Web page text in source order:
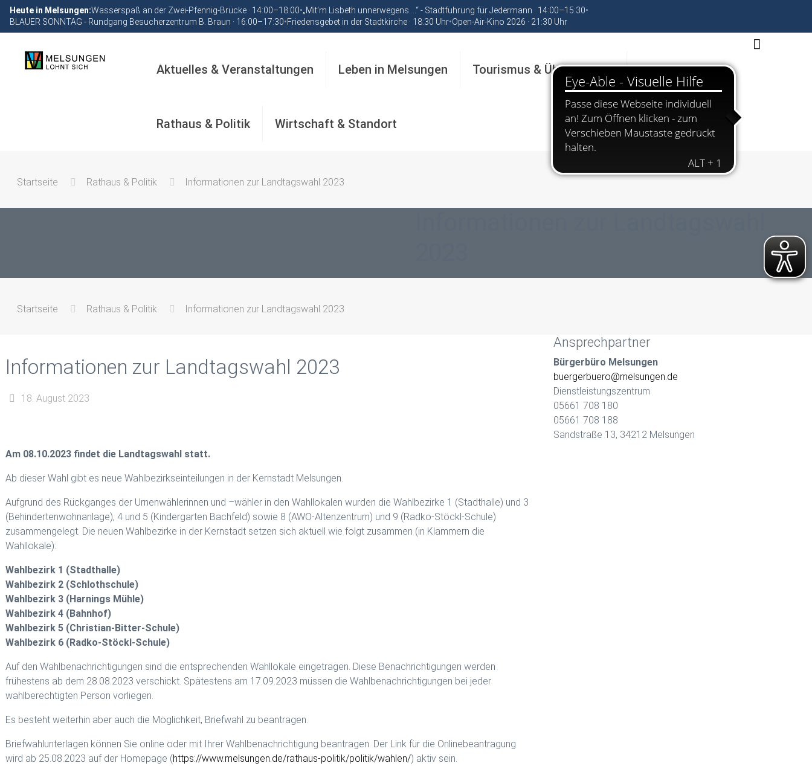
Heute in Melsungen:Wasserspaß an der Zwei-Pfennig-Brücke · 14:00–18:00•„Mit’m Lisbeth unnerwegens….“ - Stadtführung für Jedermann · 14:00–15:30•
BLAUER SONNTAG - Rundgang Besucherzentrum B. Braun · 16:00–17:30•Friedensgebet in der Stadtkirche · 18:30 Uhr•Open-Air-Kino 2026 · 21:30 Uhr
Aktuelles & Veranstaltungen Leben in Melsungen Tourismus & Übernachten
Rathaus & Politik Wirtschaft & Standort
Startseite Rathaus & Politik Informationen zur Landtagswahl 2023
Startseite Rathaus & Politik Informationen zur Landtagswahl 2023
Informationen zur Landtagswahl 2023
18. August 2023
Am 08.10.2023 findet die Landtagswahl statt.
Ab dieser Wahl gibt es neue Wahlbezirkseinteilungen in der Kernstadt Melsungen.
Aufgrund des Rückganges der Urnenwählerinnen und –wähler in den Wahllokalen wurden die Wahlbezirke 1 (Stadthalle) und 3
(Behindertenwohnanlage), 4 und 5 (Kindergarten Bachfeld) sowie 8 (AWO-Altenzentrum) und 9 (Radko-Stöckl-Schule)
zusammengelegt. Die neuen Wahlbezirke in der Kernstadt setzen sich aktuell wie folgt zusammen (in Klammern die
Wahllokale):
Wahlbezirk 1 (Stadthalle)
Wahlbezirk 2 (Schlothschule)
Wahlbezirk 3 (Harnings Mühle)
Wahlbezirk 4 (Bahnhof)
Wahlbezirk 5 (Christian-Bitter-Schule)
Wahlbezirk 6 (Radko-Stöckl-Schule)
Auf den Wahlbenachrichtigungen sind die entsprechenden Wahllokale eingetragen. Diese Benachrichtigungen werden
frühestens ab dem 28.08.2023 verschickt. Spätestens am 17.09.2023 müssen die Wahlbenachrichtigungen bei jeder
wahlberechtigten Person vorliegen.
Es besteht weiterhin aber auch die Möglichkeit, Briefwahl zu beantragen.
Briefwahlunterlagen können Sie online oder mit Ihrer Wahlbenachrichtigung beantragen. Der Link für die Onlinebeantragung
wird ab 25.08.2023 auf der Homepage (https://www.melsungen.de/rathaus-politik/politik/wahlen/) aktiv sein.
Ansprechpartner
Bürgerbüro Melsungen
buergerbuero@melsungen.de
Dienstleistungszentrum
05661 708 180
05661 708 188
Sandstraße 13, 34212 Melsungen